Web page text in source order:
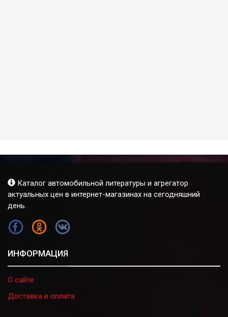
Каталог автомобильной литературы и агрегатор
актуальных цен в интернет-магазинах на сегодняшний
день.
FB OK VK
ИНФОРМАЦИЯ
О сайте
Доставка и оплата